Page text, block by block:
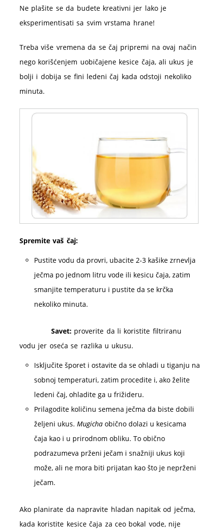
Ne plašite se da budete kreativni jer lako je
eksperimentisati sa svim vrstama hrane!
Treba više vremena da se čaj pripremi na ovaj način
nego korišćenjem uobičajene kesice čaja, ali ukus je
bolji i dobija se fini ledeni čaj kada odstoji nekoliko
minuta.
Spremite vaš čaj:
Pustite vodu da provri, ubacite 2-3 kašike zrnevlja
ječma po jednom litru vode ili kesicu čaja, zatim
smanjite temperaturu i pustite da se krčka
nekoliko minuta.
Savet:proverite da li koristite filtriranu
vodu jer oseća se razlika u ukusu.
Isključite šporet i ostavite da se ohladi u tiganju na
sobnoj temperaturi, zatim procedite i, ako želite
ledeni čaj, ohladite ga u frižideru.
Prilagodite količinu semena ječma da biste dobili
željeni ukus. Mugicha obično dolazi u kesicama
čaja kao i u prirodnom obliku. To obično
podrazumeva prženi ječam i snažniji ukus koji
može, ali ne mora biti prijatan kao što je neprženi
ječam.
Ako planirate da napravite hladan napitak od ječma,
kada koristite kesice čaja za ceo bokal vode, nije